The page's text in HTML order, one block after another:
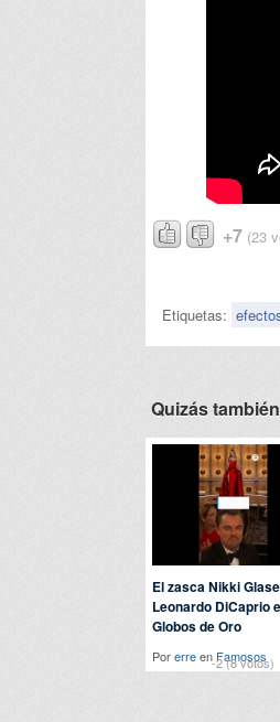
+7 (23
Etiquetas:
Quizás
-2 (8 votos)
El zasca Nikki
Leonardo DiCaprio
Globos de Oro
Porerreen Famosos